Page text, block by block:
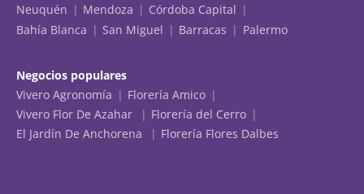
Neuquén
Mendoza
Córdoba Capital
Bahía Blanca
San Miguel Barracas Palermo
Negocios populares
Vivero Agronomía
Florería Amico
Vivero Flor De Azahar
Florería del Cerro
El Jardín De Anchorena
Florería Flores Dalbes